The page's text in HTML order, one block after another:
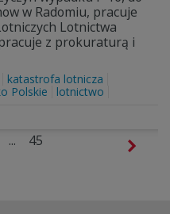
w Radomiu, pracuje
Lotnictwa
z prokuraturą i
katastrofa lotnicza
Polskie lotnictwo
... 45